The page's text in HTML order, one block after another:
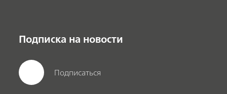
Подписка на новости
Подписаться